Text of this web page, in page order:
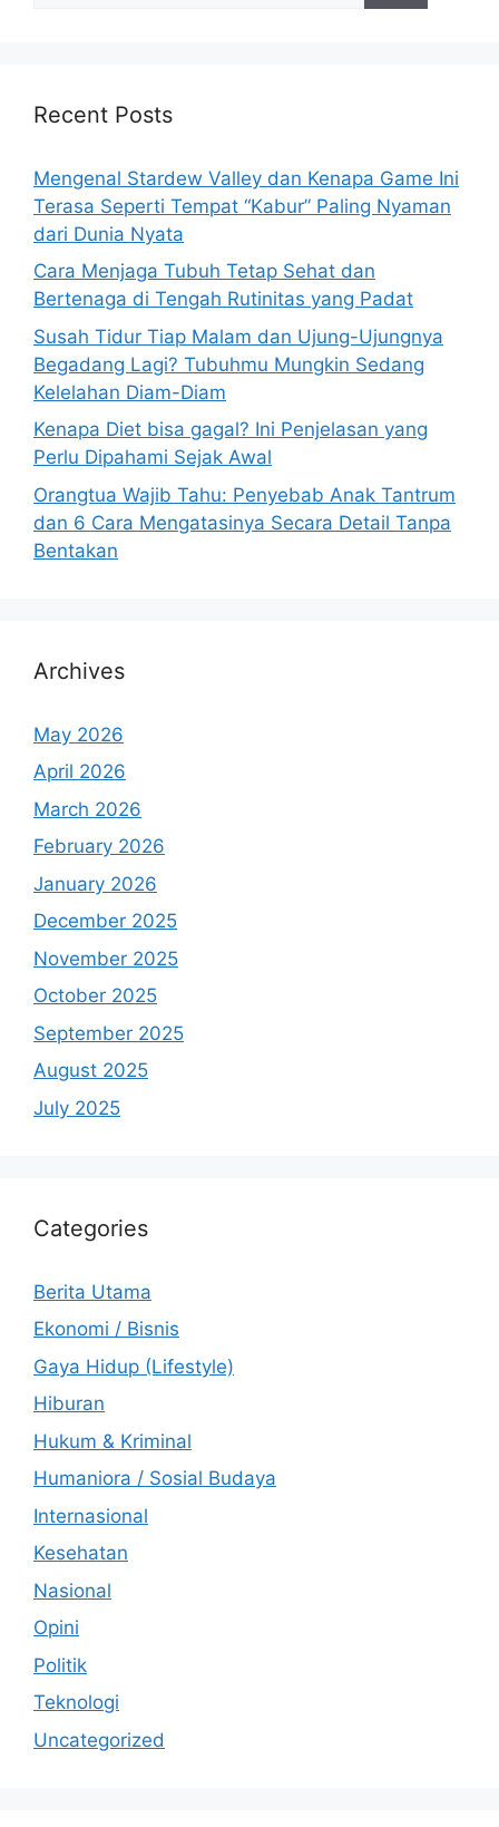
h
r
:
Recent Posts
Mengenal Stardew Valley dan Kenapa Game Ini
Terasa Seperti Tempat “Kabur” Paling Nyaman
dari Dunia Nyata
Cara Menjaga Tubuh Tetap Sehat dan
Bertenaga di Tengah Rutinitas yang Padat
Susah Tidur Tiap Malam dan Ujung-Ujungnya
Begadang Lagi? Tubuhmu Mungkin Sedang
Kelelahan Diam-Diam
Kenapa Diet bisa gagal? Ini Penjelasan yang
Perlu Dipahami Sejak Awal
Orangtua Wajib Tahu: Penyebab Anak Tantrum
dan 6 Cara Mengatasinya Secara Detail Tanpa
Bentakan
Archives
May 2026
April 2026
March 2026
February 2026
January 2026
December 2025
November 2025
October 2025
September 2025
August 2025
July 2025
Categories
Berita Utama
Ekonomi / Bisnis
Gaya Hidup (Lifestyle)
Hiburan
Hukum & Kriminal
Humaniora / Sosial Budaya
Internasional
Kesehatan
Nasional
Opini
Politik
Teknologi
Uncategorized